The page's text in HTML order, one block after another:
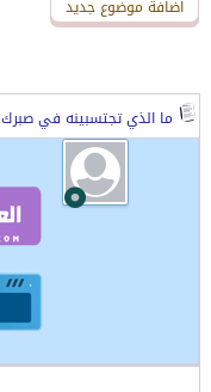
اضافة رد جديد
اضافة موضوع جديد
ما الذي تجتسبينه في صبرك